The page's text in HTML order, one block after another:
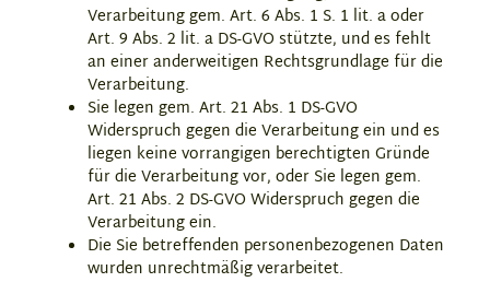
Verarbeitung gem. Art. 6 Abs. 1 S. 1 lit. a oder
Art. 9 Abs. 2 lit. a DS-GVO stützte, und es fehlt
an einer anderweitigen Rechtsgrundlage für die
Verarbeitung.
Sie legen gem. Art. 21 Abs. 1 DS-GVO
Widerspruch gegen die Verarbeitung ein und es
liegen keine vorrangigen berechtigten Gründe
für die Verarbeitung vor, oder Sie legen gem.
Art. 21 Abs. 2 DS-GVO Widerspruch gegen die
Verarbeitung ein.
Die Sie betreffenden personenbezogenen Daten
wurden unrechtmäßig verarbeitet.